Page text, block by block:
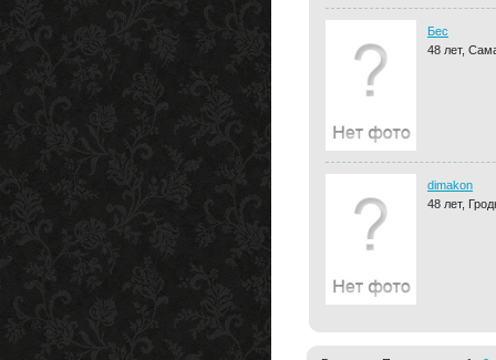
Бес
48 лет,
dimakon
48 лет,